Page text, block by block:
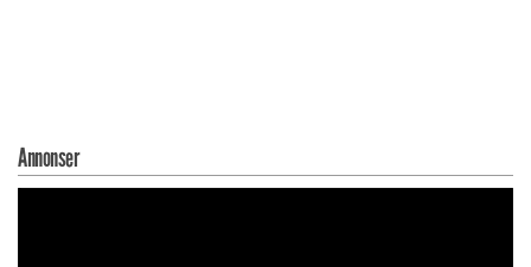
Annonser